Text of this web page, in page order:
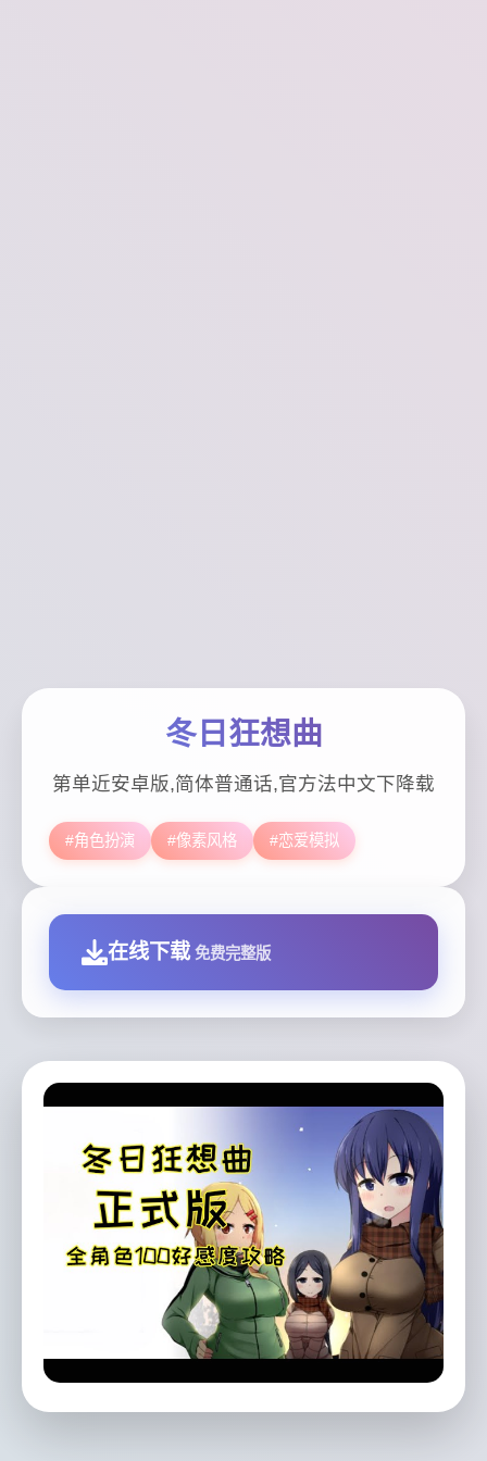
冬日狂想曲
第单近安卓版,简体普通话,官方法中文下降载
#角色扮演 #像素风格 #恋爱模拟
在线下载 免费完整版